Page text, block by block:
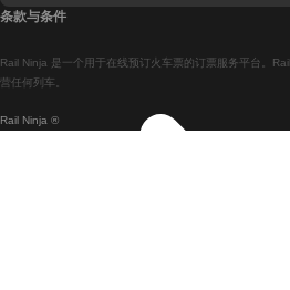
馬德里開往巴塞罗那
Rail Ninja ®
Rail Ninja 是一个用于在线预订火车票的订票服务平台。
营任何列车。
条款与条件